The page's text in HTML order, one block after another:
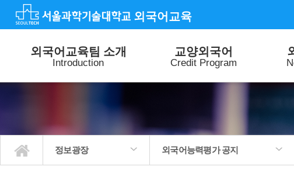
외국어교육
외국어교육팀 소개
Introduction
교양외국어
Credit Program
정보광장
외국어교육팀 소개
교양외국어
외국어 특별강좌
외국어 능력평가
특별활동
정보광장
외국어능력평가 공지
교양외국어수업 공지
외국어특별강좌 공지
외국어능력평가 공지
외국어교육 공지
질문과답변
사진갤러리